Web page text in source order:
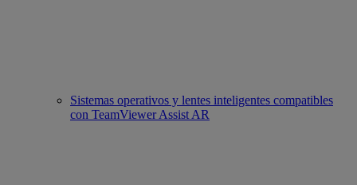
Sistemas operativos y lentes inteligentes compatibles
con TeamViewer Assist AR